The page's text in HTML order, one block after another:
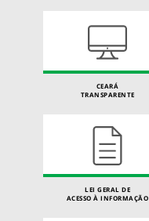
CEARÁ
TRANSPARENTE
LEI GERAL DE
ACESSO À INFORMAÇÃO